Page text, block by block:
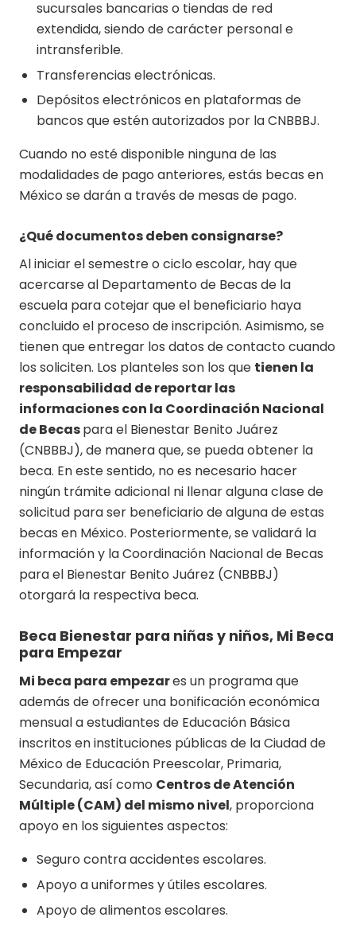
sucursales bancarias o tiendas de red
extendida, siendo de carácter personal e
intransferible.
Transferencias electrónicas.
Depósitos electrónicos en plataformas de
bancos que estén autorizados por la CNBBBJ.
Cuando no esté disponible ninguna de las
modalidades de pago anteriores, estás becas en
México se darán a través de mesas de pago.
¿Qué documentos deben consignarse?
Al iniciar el semestre o ciclo escolar, hay que
acercarse al Departamento de Becas de la
escuela para cotejar que el beneficiario haya
concluido el proceso de inscripción. Asimismo, se
tienen que entregar los datos de contacto cuando
los soliciten. Los planteles son los que tienen la
responsabilidad de reportar las
informaciones con la Coordinación Nacional
de Becaspara el Bienestar Benito Juárez
(CNBBBJ), de manera que, se pueda obtener la
beca. En este sentido, no es necesario hacer
ningún trámite adicional ni llenar alguna clase de
solicitud para ser beneficiario de alguna de estas
becas en México. Posteriormente, se validará la
información y la Coordinación Nacional de Becas
para el Bienestar Benito Juárez (CNBBBJ)
otorgará la respectiva beca.
Beca Bienestar para niñas y niños, Mi Beca
para Empezar
Mi beca para empezares un programa que
además de ofrecer una bonificación económica
mensual a estudiantes de Educación Básica
inscritos en instituciones públicas de la Ciudad de
México de Educación Preescolar, Primaria,
Secundaria, así como Centros de Atención
Múltiple (CAM) del mismo nivel, proporciona
apoyo en los siguientes aspectos:
Seguro contra accidentes escolares.
Apoyo a uniformes y útiles escolares.
Apoyo de alimentos escolares.